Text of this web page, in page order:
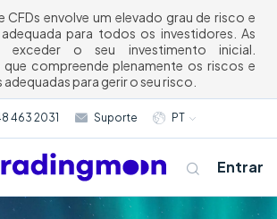
CFDs envolve um elevado grau de risco e
para todos os investidores. As
exceder o seu investimento inicial.
compreende plenamente os riscos e
para gerir o seu risco.
463 2031 Suporte PT
Entrar